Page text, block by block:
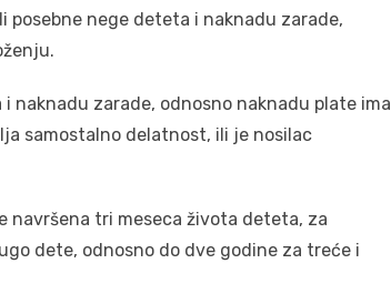
nege deteta i naknadu zarade,
naknadu zarade, odnosno naknadu plate ima
samostalno delatnost, ili je nosilac
navršena tri meseca života deteta, za
dete, odnosno do dve godine za treće i